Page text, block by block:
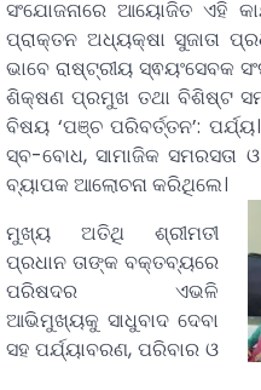
ସଂଯୋଜନାରେ ଆୟୋଜିତ ଏହି
ପ୍ରାକ୍ତନ ଅଧ୍ୟକ୍ଷା ସୁଜାତା
ଭାବେ ରାଷ୍ଟ୍ରୀୟ ସ୍ଵୟଂସେବକ
ଶିକ୍ଷଣ ପ୍ରମୁଖ ତଥା ବିଶିଷ୍ଟ
ବିଷୟ ‘ପଞ୍ଚ ପରିବର୍ତ୍ତନ’:
ସ୍ବ-ବୋଧ, ସାମାଜିକ ସମରସତା
ବ୍ୟାପକ ଆଲୋଚନା କରିଥିଲେ।
ମୁଖ୍ୟ ଅତିଥି ଶ୍ରୀମତୀ
ପ୍ରଧାନ ତାଙ୍କ ବକ୍ତବ୍ୟରେ
ପରିଷଦର ଏଭଳି
ଆଭିମୁଖ୍ୟକୁ ସାଧୁବାଦ ଦେବା
ସହ ପର୍ଯ୍ୟାବରଣ, ପରିବାର ଓ